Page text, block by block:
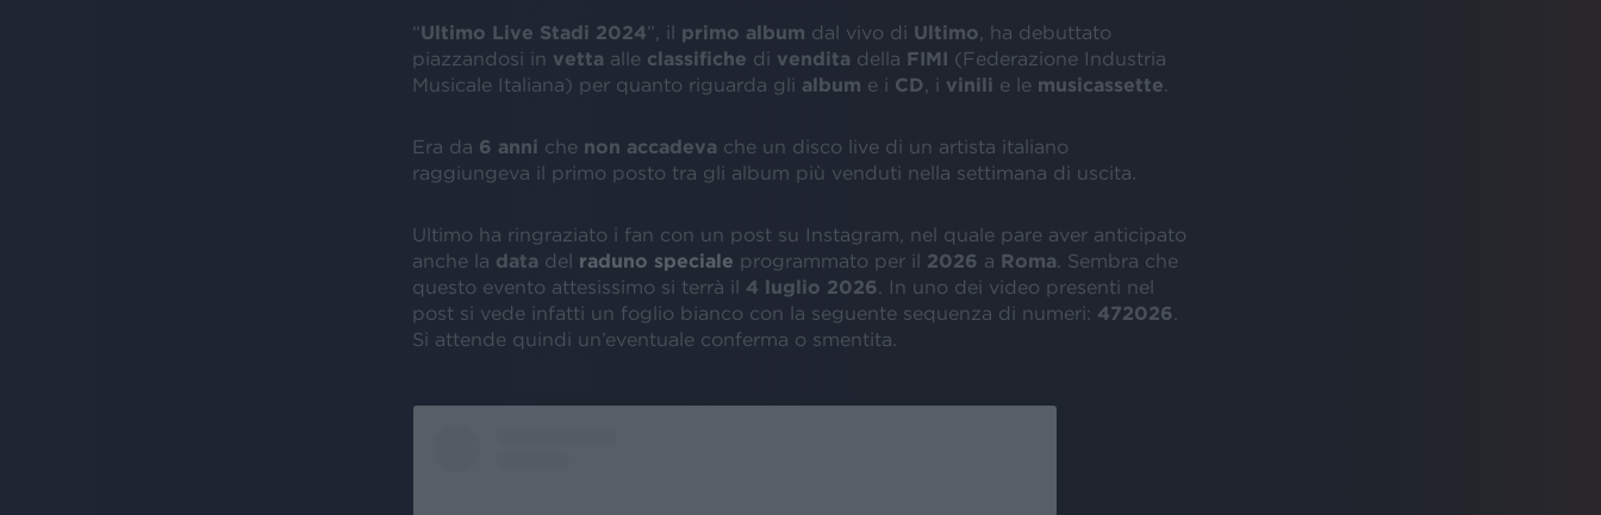
“Ultimo Live Stadi 2024”, il primo album dal vivo di Ultimo , ha debuttato
piazzandosi in vetta alle classifiche di vendita della FIMI (Federazione Industria
Musicale Italiana) per quanto riguarda gli album e i CD , i vinili e le musicassette
Era da 6 anni che non accadeva che un disco live di un artista italiano
raggiungeva il primo posto tra gli album più venduti nella settimana di uscita.
Ultimo ha ringraziato i fan con un post su Instagram, nel quale pare aver anticipato
anche la data del raduno speciale programmato per il 2026 a Roma . Sembra che
questo evento attesissimo si terrà il 4 luglio 2026 . In uno dei video presenti nel
post si vede infatti un foglio bianco con la seguente sequenza di numeri: 472026
Si attende quindi un’eventuale conferma o smentita.